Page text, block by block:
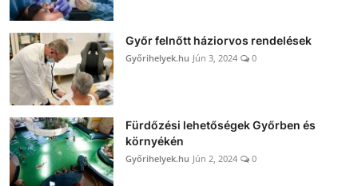
Győr felnőtt háziorvos rendelések
Győrihelyek.hu Jún 3, 2024 0
Fürdőzési lehetőségek Győrben és
környékén
Győrihelyek.hu Jún 2, 2024 0